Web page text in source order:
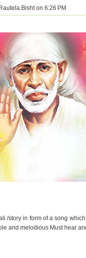
on 6:26 PM
/story in form of a song
and melodious Must hear